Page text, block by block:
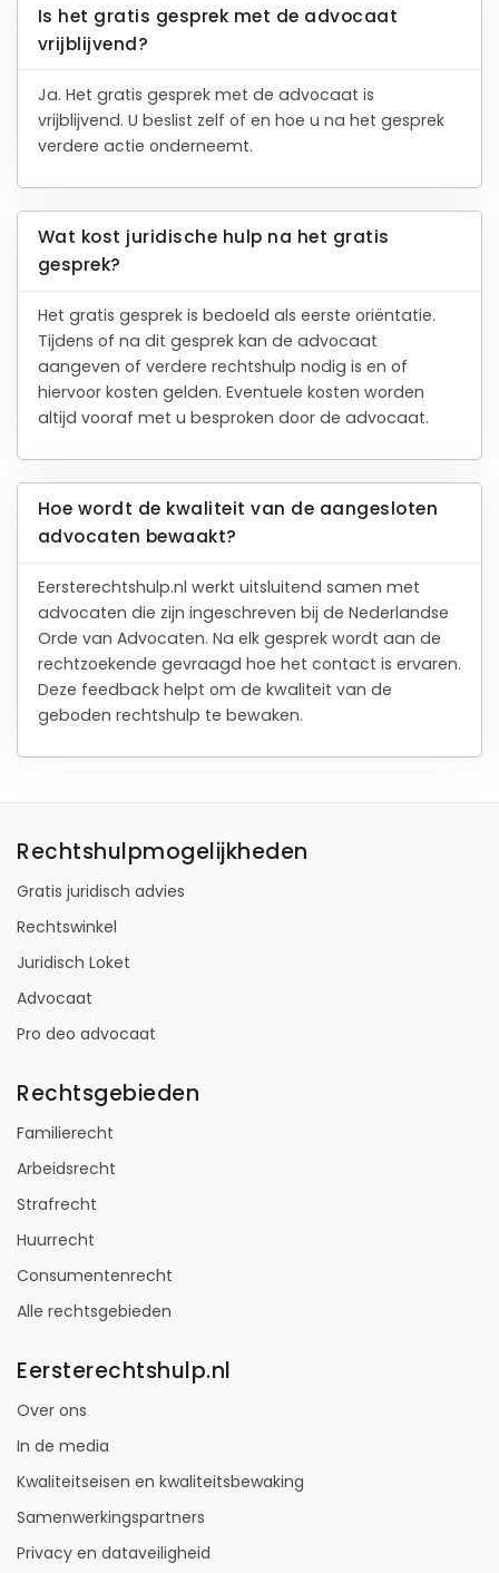
Is het gratis gesprek met de advocaat
vrijblijvend?
Ja. Het gratis gesprek met de advocaat is
vrijblijvend. U beslist zelf of en hoe u na het gesprek
verdere actie onderneemt.
Wat kost juridische hulp na het gratis
gesprek?
Het gratis gesprek is bedoeld als eerste oriëntatie.
Tijdens of na dit gesprek kan de advocaat
aangeven of verdere rechtshulp nodig is en of
hiervoor kosten gelden. Eventuele kosten worden
altijd vooraf met u besproken door de advocaat.
Hoe wordt de kwaliteit van de aangesloten
advocaten bewaakt?
Eersterechtshulp.nl werkt uitsluitend samen met
advocaten die zijn ingeschreven bij de Nederlandse
Orde van Advocaten. Na elk gesprek wordt aan de
rechtzoekende gevraagd hoe het contact is ervaren.
Deze feedback helpt om de kwaliteit van de
geboden rechtshulp te bewaken.
Rechtshulpmogelijkheden
Gratis juridisch advies
Rechtswinkel
Juridisch Loket
Advocaat
Pro deo advocaat
Rechtsgebieden
Familierecht
Arbeidsrecht
Strafrecht
Huurrecht
Consumentenrecht
Alle rechtsgebieden
Eersterechtshulp.nl
Over ons
In de media
Kwaliteitseisen en kwaliteitsbewaking
Samenwerkingspartners
Privacy en dataveiligheid